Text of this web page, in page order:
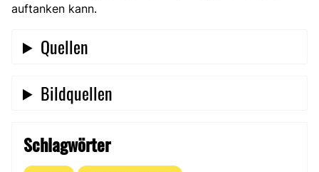
auftanken kann.
Quellen
Bildquellen
Schlagwörter